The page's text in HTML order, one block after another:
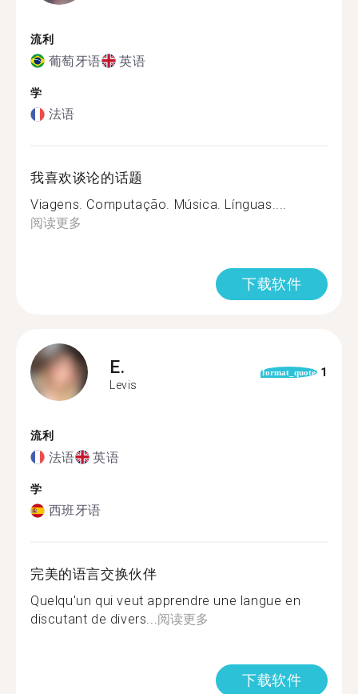
流利
葡萄牙语 英语
学
法语
我喜欢谈论的话题
Viagens. Computação. Música. Línguas....
阅读更多
下载软件
E.
Levis
format_quote 1
流利
法语 英语
学
西班牙语
完美的语言交换伙伴
Quelqu'un qui veut apprendre une langue en
discutant de divers...阅读更多
下载软件